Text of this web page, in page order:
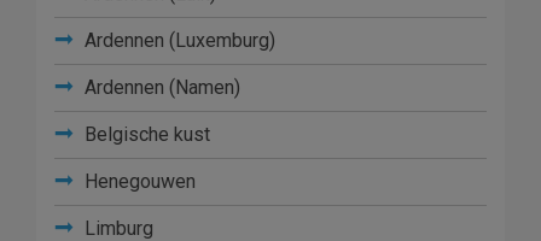
Ardennen (Luxemburg)
Ardennen (Namen)
Belgische kust
Henegouwen
Limburg